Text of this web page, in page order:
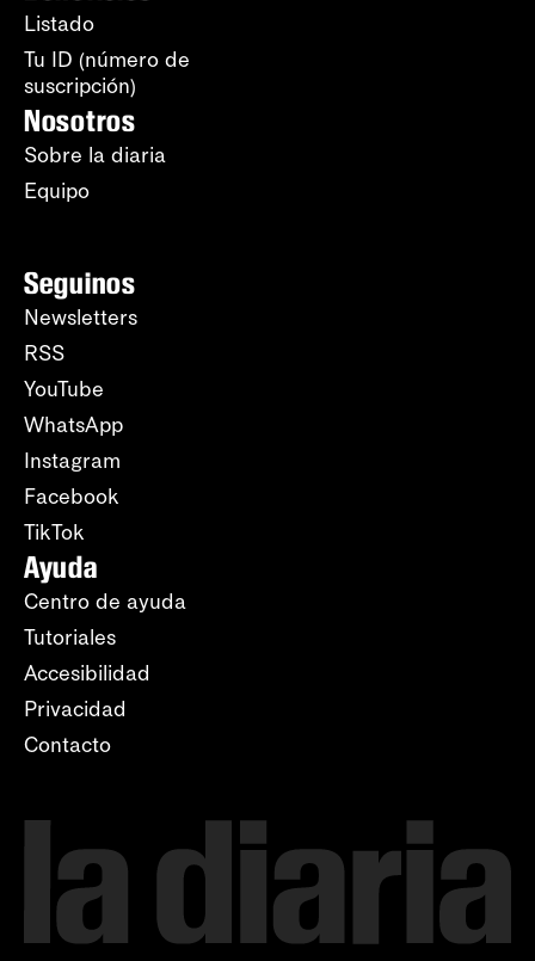
Listado
Tu ID (número de
suscripción)
Nosotros
Sobre la diaria
Equipo
Seguinos
Newsletters
RSS
YouTube
WhatsApp
Instagram
Facebook
TikTok
Ayuda
Centro de ayuda
Tutoriales
Accesibilidad
Privacidad
Contacto